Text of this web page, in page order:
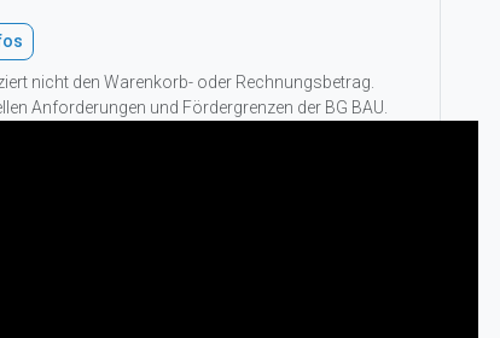
nicht den Warenkorb- oder Rechnungsbetrag.
Anforderungen und Fördergrenzen der BG BAU.